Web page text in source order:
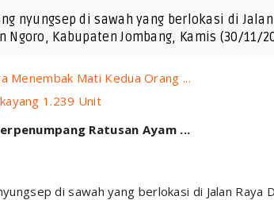
nyungsep di sawah yang berlokasi di
Kabupaten Jombang, Kamis (30/11/
Menembak Mati Kedua Orang ...
1.239 Unit
Ratusan Ayam ...
di sawah yang berlokasi di Jalan Raya